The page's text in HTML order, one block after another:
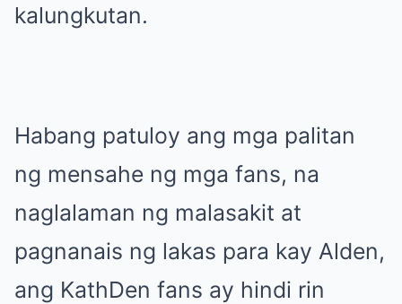
kalungkutan.
Habang patuloy ang mga palitan
ng mensahe ng mga fans, na
naglalaman ng malasakit at
pagnanais ng lakas para kay Alden,
ang KathDen fans ay hindi rin